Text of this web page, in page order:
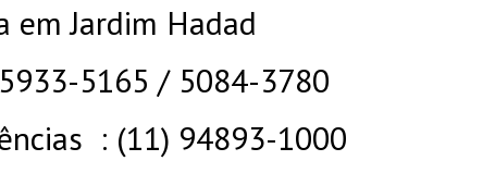
em Jardim Hadad
5165 / 5084-3780
: (11) 94893-1000